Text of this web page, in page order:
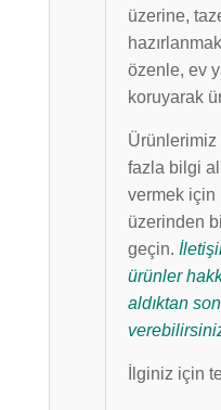
üzerine,
özenle, ev
koruyarak
Ürünlerimiz
fazla bilgi
vermek için
üzerinden
geçin.
ürünler
aldıktan
İlginiz için